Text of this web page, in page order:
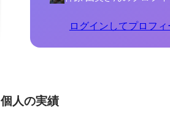
ログインしてプロフ
個人の実績